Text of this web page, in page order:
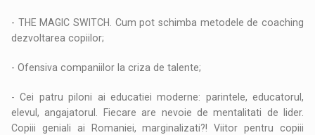
- THE MAGIC SWITCH. Cum pot schimba metodele de coaching
dezvoltarea copiilor;
- Ofensiva companiilor la criza de talente;
- Cei patru piloni ai educatiei moderne: parintele, educatorul,
elevul, angajatorul. Fiecare are nevoie de mentalitati de lider.
Copiii geniali ai Romaniei, marginalizati?! Viitor pentru copiii